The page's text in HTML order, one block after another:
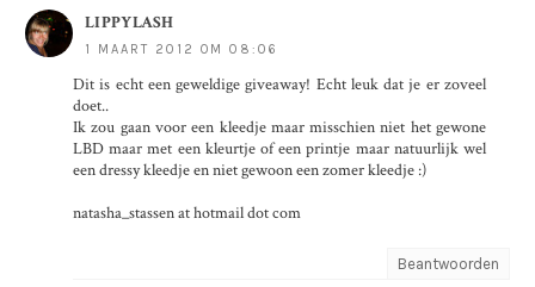
LIPPYLASH
1 MAART 2012 OM 08:06
Dit is echt een geweldige giveaway! Echt leuk dat je er zoveel
doet..
Ik zou gaan voor een kleedje maar misschien niet het gewone
LBD maar met een kleurtje of een printje maar natuurlijk wel
een dressy kleedje en niet gewoon een zomer kleedje :)
natasha_stassen at hotmail dot com
Beantwoorden